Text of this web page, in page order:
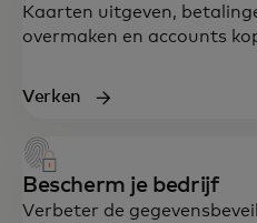
Kaarten uitgeven,
overmaken en accounts
Verken
Bescherm je bedrijf
Verbeter de